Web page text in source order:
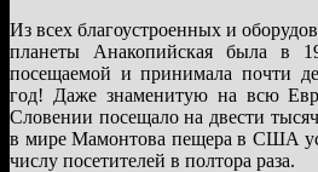
Из всех благоустроенных и
планеты Анакопийская была в
посещаемой и принимала почти
год! Даже знаменитую на всю
Словении посещало на двести
в мире Мамонтова пещера в США
числу посетителей в полтора раза.